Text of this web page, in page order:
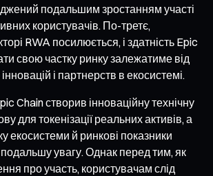
подальшим зростанням участі
користувачів. По-третє,
RWA посилюється, і здатність Epic
свою частку ринку залежатиме від
і партнерств в екосистемі.
Chain створив інноваційну технічну
для токенізації реальних активів, а
екосистеми й ринкові показники
увагу. Однак перед тим, як
про участь, користувачам слід